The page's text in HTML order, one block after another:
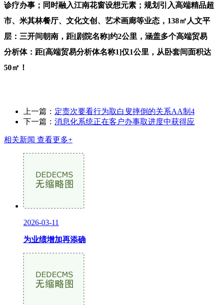
诊疗办事；同时融入江南花窗设想元素；规划引入高端精品超
市、米其林餐厅、文化文创、艺术画廊等业态，138㎡人文平
层：三开间朝南，距[剧院名称]约2公里，涵盖多个高端贸易
分析体：距[高端贸易分析体名称1]仅1公里，从卧套间面积达
50㎡！
上一篇： 定责次要看行为取白叟摔倒的关系AA制4
下一篇： 消息化系统正在客户办事取进度中获得应
相关新闻 查看更多+
2026-03-11
为业绩增加再添确